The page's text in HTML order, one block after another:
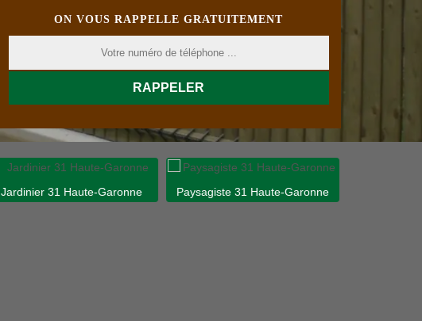
ON VOUS RAPPELLE GRATUITEMENT
Jardinier 31 Haute-Garonne Paysagiste 31 Haute-Garonne